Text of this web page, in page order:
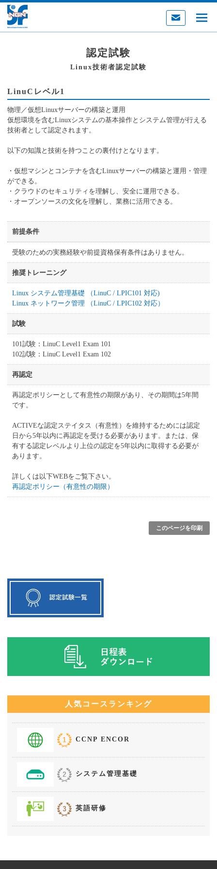
認定試験
Linux技術者認定試験
LinuCレベル1
物理／仮想Linuxサーバーの構築と運用
仮想環境を含むLinuxシステムの基本操作とシステム管理が行える
技術者として認定されます。
以下の知識と技術を持つことの裏付けとなります。
・仮想マシンとコンテナを含むLinuxサーバーの構築と運用・管理
ができる。
・クラウドのセキュリティを理解し、安全に運用できる。
・オープンソースの文化を理解し、業務に活用できる。
前提条件
受験のための実務経験や前提資格保有条件はありません。
推奨トレーニング
Linux システム管理基礎 （LinuC / LPIC101 対応)
Linux ネットワーク管理 （LinuC / LPIC102 対応）
試験
101試験：LinuC Level1 Exam 101
102試験：LinuC Level1 Exam 102
再認定
再認定ポリシーとして有意性の期限があり、その期間は5年間
です。
ACTIVEな認定ステイタス（有意性）を維持するためには認定
日から5年以内に再認定を受ける必要があります。または、 保
有する認定レベルより上位の認定を5年以内に取得する必要が
あります。
詳しくは以下WEBをご覧下さい。
再認定ポリシー（有意性の期限）
このページを印刷
人気コースランキング
CCNP ENCOR
システム管理基礎
英語研修